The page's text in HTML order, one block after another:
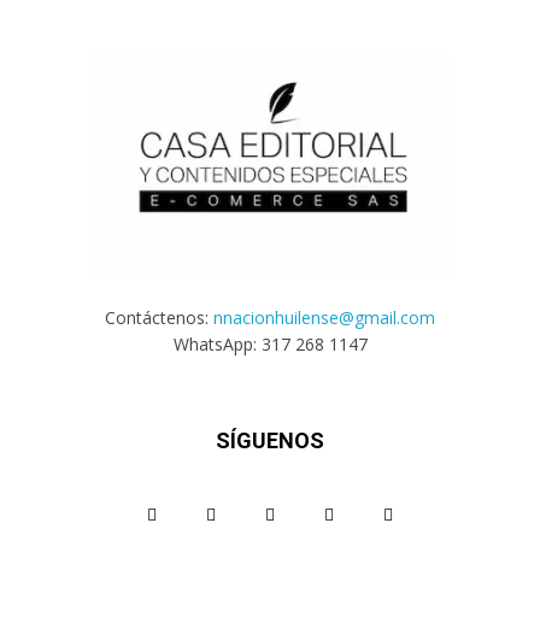
Contáctenos: nnacionhuilense@gmail.com
WhatsApp: 317 268 1147
SÍGUENOS